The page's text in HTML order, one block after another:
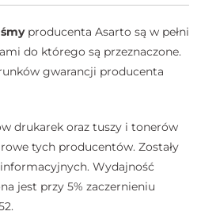
producenta Asarto są w pełni
do którego są przeznaczone.
gwarancji producenta
drukarek oraz tuszy i tonerów
tych producentów. Zostały
Wydajność
jest przy 5% zaczernieniu